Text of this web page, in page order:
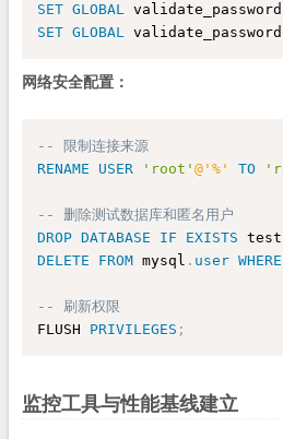
SET GLOBAL validate_password
SET GLOBAL validate_password
网络安全配置：
-- 限制连接来源
RENAME
USER 'root' @'%' TO
-- 删除测试数据库和匿名用户
DROP DATABASE IF EXISTS test
DELETE
FROM mysql . user WHERE
-- 刷新权限
FLUSH PRIVILEGES ;
监控工具与性能基线建立